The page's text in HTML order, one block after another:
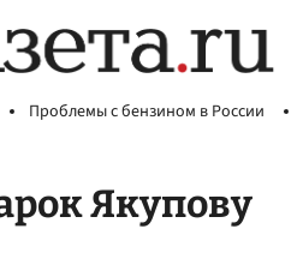
Проблемы с бензином в России
Якупову